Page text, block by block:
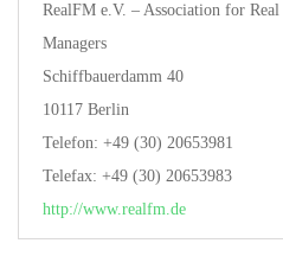
RealFM e.V. – Association for
Managers
Schiffbauerdamm 40
10117 Berlin
Telefon: +49 (30) 20653981
Telefax: +49 (30) 20653983
http://www.realfm.de